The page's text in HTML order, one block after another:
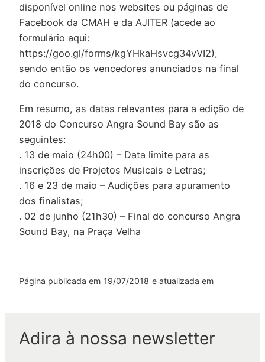
disponível online nos websites ou páginas de
Facebook da CMAH e da AJITER (acede ao
formulário aqui:
https://goo.gl/forms/kgYHkaHsvcg34vVI2),
sendo então os vencedores anunciados na final
do concurso.
Em resumo, as datas relevantes para a edição de
2018 do Concurso Angra Sound Bay são as
seguintes:
. 13 de maio (24h00) – Data limite para as
inscrições de Projetos Musicais e Letras;
. 16 e 23 de maio – Audições para apuramento
dos finalistas;
. 02 de junho (21h30) – Final do concurso Angra
Sound Bay, na Praça Velha
Página publicada em 19/07/2018 e atualizada em
Adira à nossa newsletter